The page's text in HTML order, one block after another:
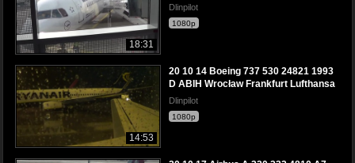
18:31
Dlinpilot
1080p
14:53
20 10 14 Boeing 737 530 24821 1993
D ABIH Wrocław Frankfurt Lufthansa
Dlinpilot
1080p